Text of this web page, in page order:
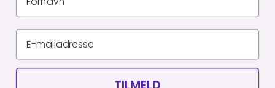
© Piercingfabrikken.dk 2026
CVR 34903727
Privatlivspolitik